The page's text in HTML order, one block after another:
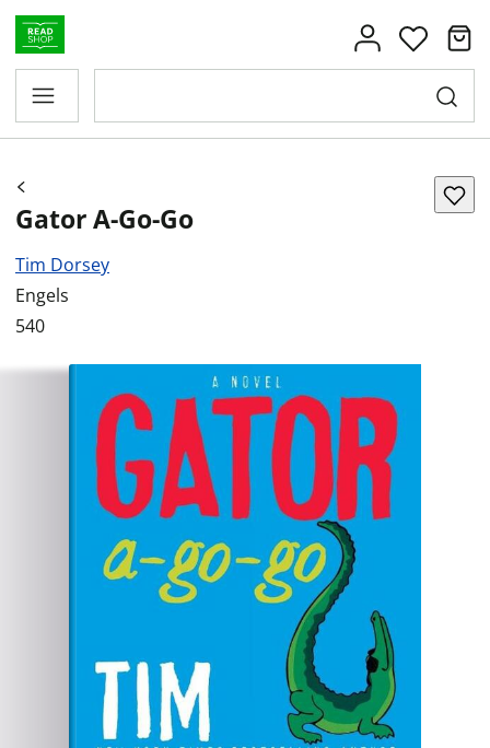
Gator A-Go-Go
Tim Dorsey
Engels
540